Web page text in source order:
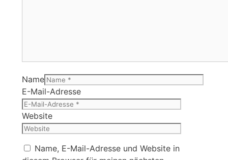
Name
E-Mail-Adresse
Website
Name, E-Mail-Adresse und Website in